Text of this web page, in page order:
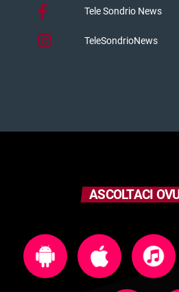
Tele Sondrio News
TeleSondrioNews
ASCOLTACI